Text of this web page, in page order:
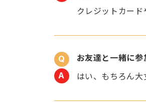
クレジットカー
お友達と一緒に参
はい、もちろん大